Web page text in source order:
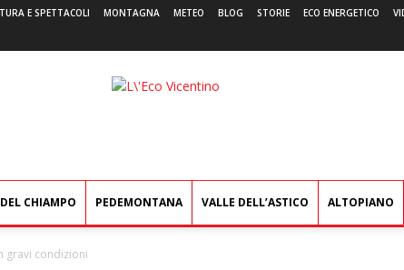
E SPETTACOLI MONTAGNA METEO BLOG STORIE ECO ENERGETICO
L'Eco
CHIAMPO PEDEMONTANA VALLE DELL’ASTICO ALTOPIANO
gravi condizioni